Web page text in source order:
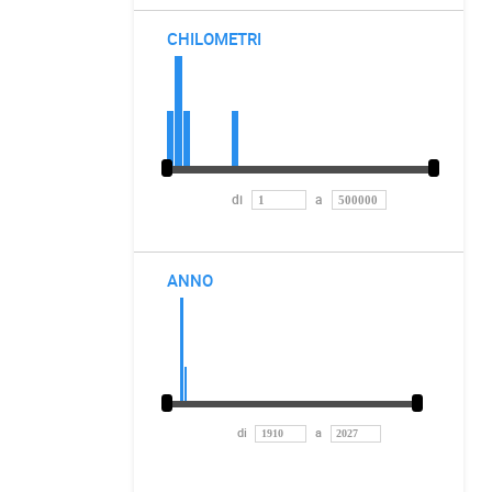
CHILOMETRI
di a
ANNO